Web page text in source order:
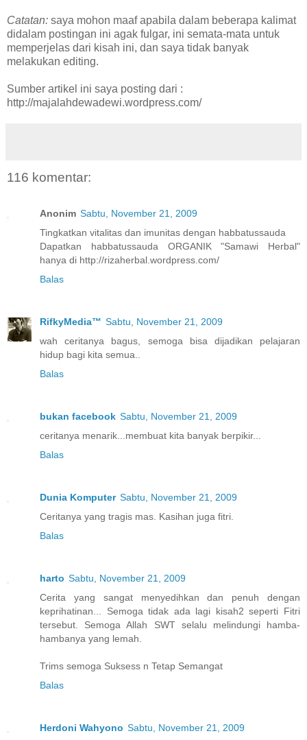
Catatan: saya mohon maaf apabila dalam beberapa kalimat
didalam postingan ini agak fulgar, ini semata-mata untuk
memperjelas dari kisah ini, dan saya tidak banyak
melakukan editing.
Sumber artikel ini saya posting dari :
http://majalahdewadewi.wordpress.com/
116 komentar:
Anonim Sabtu, November 21, 2009
Tingkatkan vitalitas dan imunitas dengan habbatussauda
Dapatkan habbatussauda ORGANIK "Samawi Herbal"
hanya di http://rizaherbal.wordpress.com/
Balas
RifkyMedia™ Sabtu, November 21, 2009
wah ceritanya bagus, semoga bisa dijadikan pelajaran
hidup bagi kita semua..
Balas
bukan facebook Sabtu, November 21, 2009
ceritanya menarik...membuat kita banyak berpikir...
Balas
Dunia Komputer Sabtu, November 21, 2009
Ceritanya yang tragis mas. Kasihan juga fitri.
Balas
harto Sabtu, November 21, 2009
Cerita yang sangat menyedihkan dan penuh dengan
keprihatinan... Semoga tidak ada lagi kisah2 seperti Fitri
tersebut. Semoga Allah SWT selalu melindungi hamba-
hambanya yang lemah.
Trims semoga Suksess n Tetap Semangat
Balas
Herdoni Wahyono Sabtu, November 21, 2009